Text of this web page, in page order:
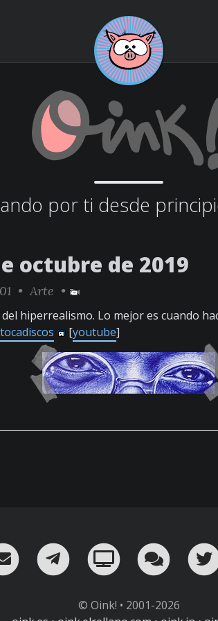
por ti desde
octubre de 2019
• Arte •
hiperrealismo. Lo mejor es cuando
[youtube]
¡Mándame un email!
¡Nuestro canal en
Oink! TV
© Oink! • 2001-2026